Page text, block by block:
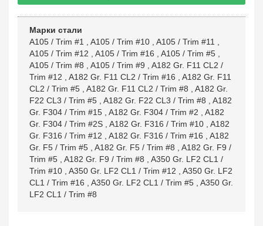
Марки стали
A105 / Trim #1
A105 / Trim #10 A105 / Trim #11
A105 / Trim #12
A105 / Trim #16 A105 / Trim #5
A105 / Trim #8
A105 / Trim #9
A182 Gr. F11 CL2 /
Trim #12
A182 Gr. F11 CL2 / Trim #16
A182 Gr. F11
CL2 / Trim #5
A182 Gr. F11 CL2 / Trim #8
A182 Gr.
F22 CL3 / Trim #5
A182 Gr. F22 CL3 / Trim #8
A182
Gr. F304 / Trim #15
A182 Gr. F304 / Trim #2
A182
Gr. F304 / Trim #2S
A182 Gr. F316 / Trim #10
A182
Gr. F316 / Trim #12
A182 Gr. F316 / Trim #16
A182
Gr. F5 / Trim #5
A182 Gr. F5 / Trim #8
A182 Gr. F9 /
Trim #5
A182 Gr. F9 / Trim #8
A350 Gr. LF2 CL1 /
Trim #10
A350 Gr. LF2 CL1 / Trim #12
A350 Gr. LF2
CL1 / Trim #16
A350 Gr. LF2 CL1 / Trim #5
A350 Gr.
LF2 CL1 / Trim #8